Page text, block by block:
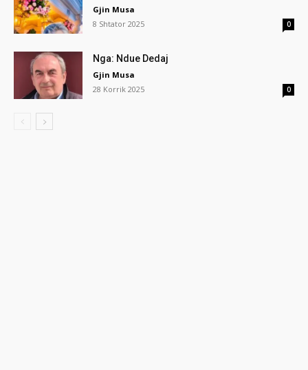
Gjin Musa
8 Shtator 2025
0
Nga: Ndue Dedaj
Gjin Musa
28 Korrik 2025
0